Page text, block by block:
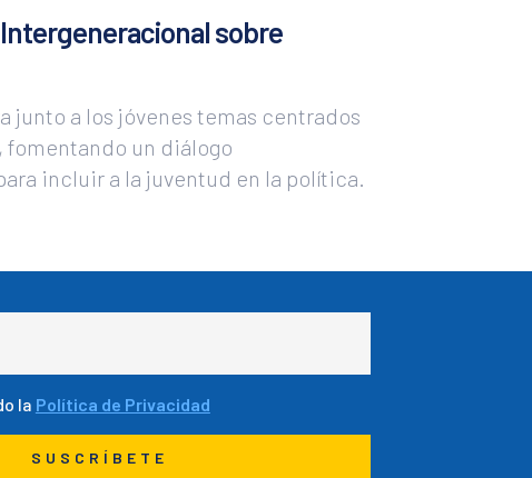
sobre
junto a los jóvenes temas centrados
fomentando un diálogo
incluir a la juventud en la política.
la Política de Privacidad